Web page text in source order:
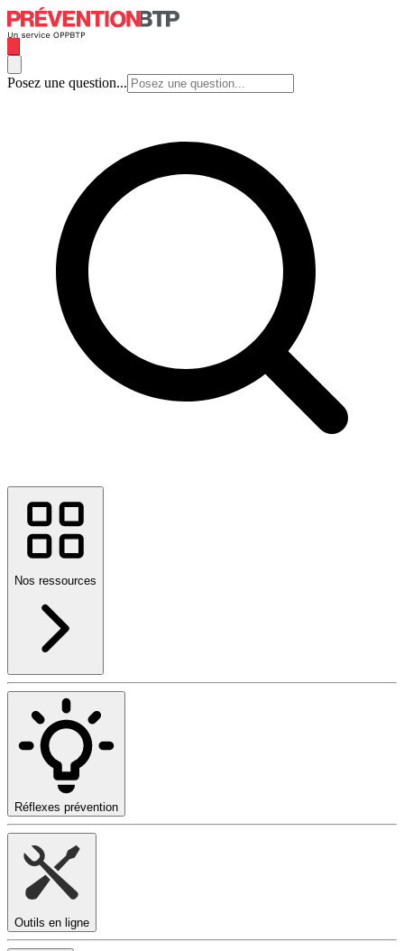
Posez une question...
Nos ressources
Réflexes prévention
Outils en ligne